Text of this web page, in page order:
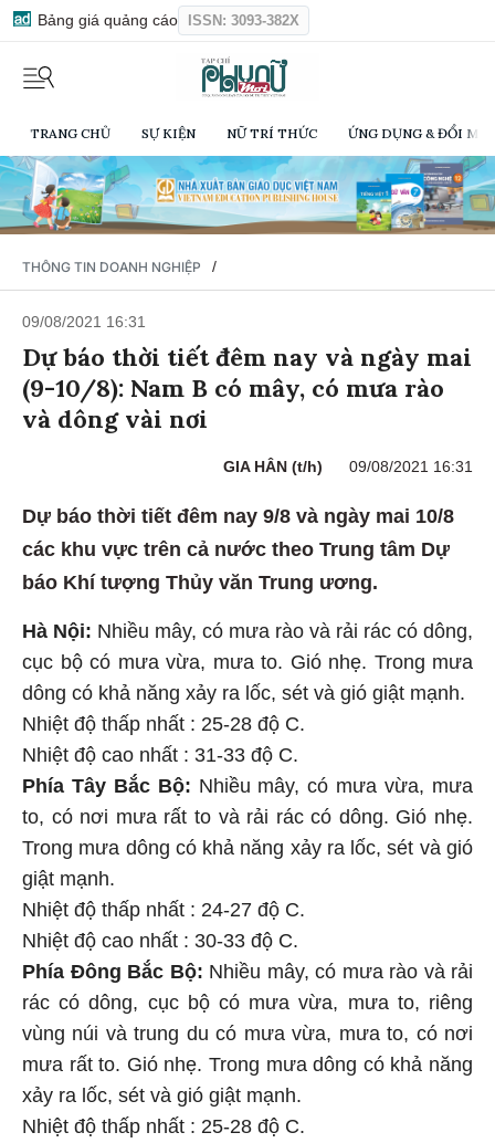
Bảng giá quảng cáo ISSN: 3093-382X
TRANG CHỦ SỰ KIỆN NỮ TRÍ THỨC ỨNG DỤNG & ĐỔI
THÔNG TIN DOANH NGHIỆP /
09/08/2021 16:31
Dự báo thời tiết đêm nay và ngày mai
(9-10/8): Nam B có mây, có mưa rào
và dông vài nơi
GIA HÂN (t/h) 09/08/2021 16:31
Dự báo thời tiết đêm nay 9/8 và ngày mai 10/8
các khu vực trên cả nước theo Trung tâm Dự
báo Khí tượng Thủy văn Trung ương.
Hà Nội: Nhiều mây, có mưa rào và rải rác có dông,
cục bộ có mưa vừa, mưa to. Gió nhẹ. Trong mưa
dông có khả năng xảy ra lốc, sét và gió giật mạnh.
Nhiệt độ thấp nhất : 25-28 độ C.
Nhiệt độ cao nhất : 31-33 độ C.
Phía Tây Bắc Bộ: Nhiều mây, có mưa vừa, mưa
to, có nơi mưa rất to và rải rác có dông. Gió nhẹ.
Trong mưa dông có khả năng xảy ra lốc, sét và gió
giật mạnh.
Nhiệt độ thấp nhất : 24-27 độ C.
Nhiệt độ cao nhất : 30-33 độ C.
Phía Đông Bắc Bộ: Nhiều mây, có mưa rào và rải
rác có dông, cục bộ có mưa vừa, mưa to, riêng
vùng núi và trung du có mưa vừa, mưa to, có nơi
mưa rất to. Gió nhẹ. Trong mưa dông có khả năng
xảy ra lốc, sét và gió giật mạnh.
Nhiệt độ thấp nhất : 25-28 độ C.